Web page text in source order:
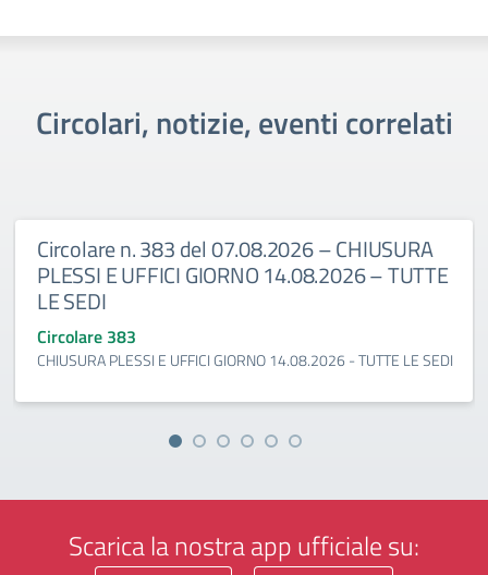
Circolari, notizie, eventi correlati
Circolare n. 383 del 07.08.2026 – CHIUSURA
PLESSI E UFFICI GIORNO 14.08.2026 – TUTTE
LE SEDI
Circolare 383
CHIUSURA PLESSI E UFFICI GIORNO 14.08.2026 - TUTTE LE SEDI
Scarica la nostra app ufficiale su: